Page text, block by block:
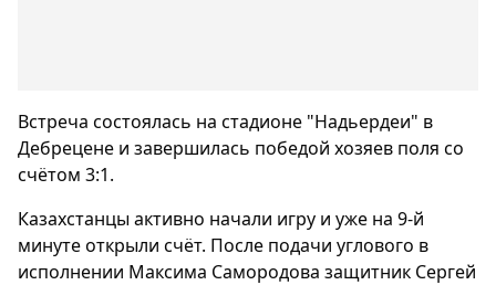
Встреча состоялась на стадионе "Надьердеи" в
Дебрецене и завершилась победой хозяев поля со
счётом 3:1.
Казахстанцы активно начали игру и уже на 9-й
минуте открыли счёт. После подачи углового в
исполнении Максима Самородова защитник Сергей